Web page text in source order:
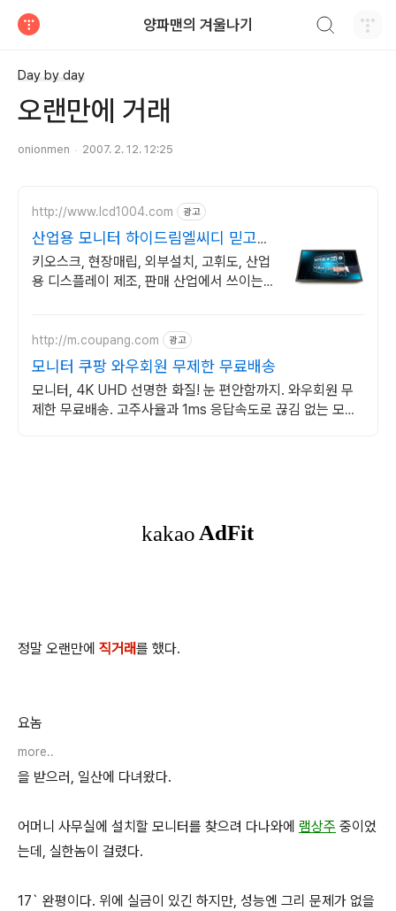
양파맨의 겨울나기
Day by day
오랜만에 거래
onionmen 2007. 2. 12. 12:25
http://www.lcd1004.com 광고
산업용 모니터 하이드림엘씨디 믿고쓰
는 산업용모니터 제조
키오스크, 현장매립, 외부설치, 고휘도, 산업
용 디스플레이 제조, 판매 산업에서 쓰이는
http://m.coupang.com 광고
모니터 쿠팡 와우회원 무제한 무료배송
모니터, 4K UHD 선명한 화질! 눈 편안함까지. 와우회원 무
제한 무료배송. 고주사율과 1ms 응답속도로 끊김 없는 모니
정말 오랜만에 직거래를 했다.
요놈
more..
을 받으러, 일산에 다녀왔다.
어머니 사무실에 설치할 모니터를 찾으려 다나와에 램상주 중이었
는데, 실한놈이 걸렸다.
17` 완평이다. 위에 실금이 있긴 하지만, 성능엔 그리 문제가 없을